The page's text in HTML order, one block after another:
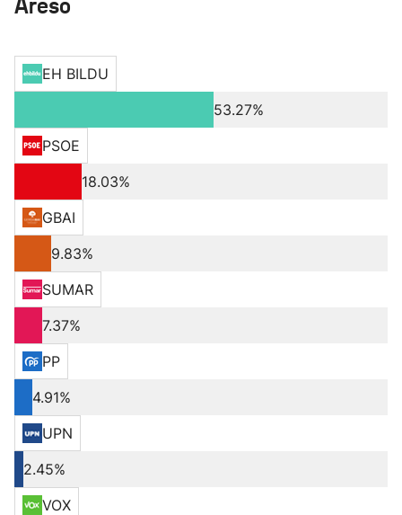
Areso
EH BILDU
53.27%
PSOE
18.03%
GBAI
9.83%
SUMAR
7.37%
PP
4.91%
UPN
2.45%
VOX